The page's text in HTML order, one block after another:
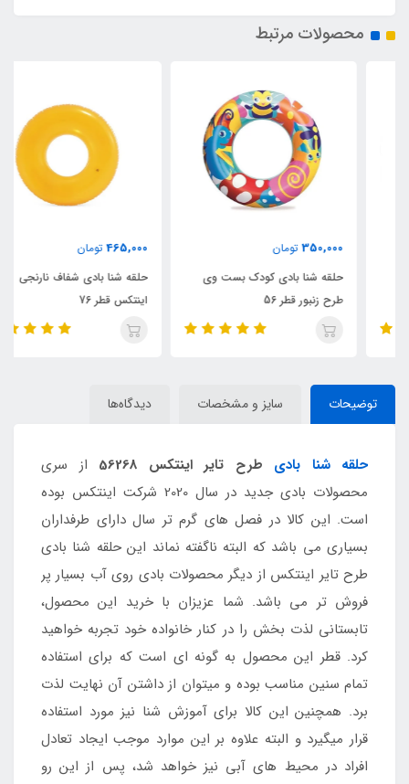
محصولات مرتبط
350,000 تومان
حلقه شنا بادی کودک بست وی
طرح زنبور قطر 56
465,000 تومان
حلقه شنا بادی شفاف نارنجی
اینتکس قطر 76
توضیحات سایز و مشخصات دیدگاه‌ها
حلقه شنا بادی طرح تایر اینتکس 56268
از سری
محصولات بادی جدید در سال 2020 شرکت اینتکس بوده
است. این کالا در فصل های گرم تر سال دارای طرفداران
بسیاری می باشد که البته ناگفته نماند این حلقه شنا بادی
طرح تایر اینتکس از دیگر محصولات بادی روی آب بسیار پر
فروش تر می باشد. شما عزیزان با خرید این محصول،
تابستانی لذت بخش را در کنار خانواده خود تجربه خواهید
کرد. قطر این محصول به گونه ای است که برای استفاده
تمام سنین مناسب بوده و میتوان از داشتن آن نهایت لذت
برد. همچنین این کالا برای آموزش شنا نیز مورد استفاده
قرار میگیرد و البته علاوه بر این موارد موجب ایجاد تعادل
افراد در محیط های آبی نیز خواهد شد، پس از این رو